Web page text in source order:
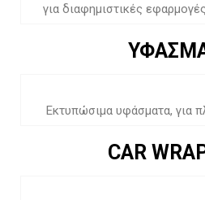
για διαφημιστικές
Εκτυπώσιμα υφάσματα, για
CAR